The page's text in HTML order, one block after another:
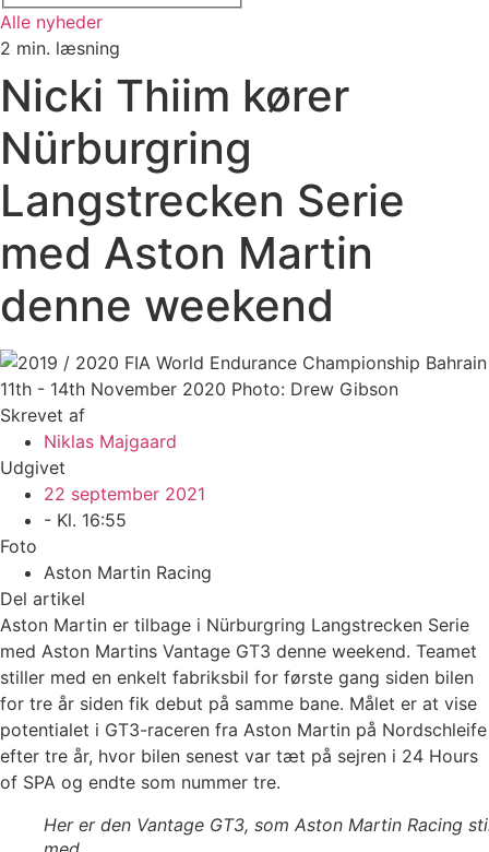
Alle nyheder
2 min. læsning
Nicki Thiim kører
Nürburgring
Langstrecken Serie
med Aston Martin
denne weekend
Skrevet af
Niklas Majgaard
Udgivet
22 september 2021
- Kl. 16:55
Foto
Aston Martin Racing
Del artikel
Aston Martin er tilbage i Nürburgring Langstrecken Serie
med Aston Martins Vantage GT3 denne weekend. Teamet
stiller med en enkelt fabriksbil for første gang siden bilen
for tre år siden fik debut på samme bane. Målet er at vise
potentialet i GT3-raceren fra Aston Martin på Nordschleife
efter tre år, hvor bilen senest var tæt på sejren i 24 Hours
of SPA og endte som nummer tre.
Her er den Vantage GT3, som Aston Martin Racing